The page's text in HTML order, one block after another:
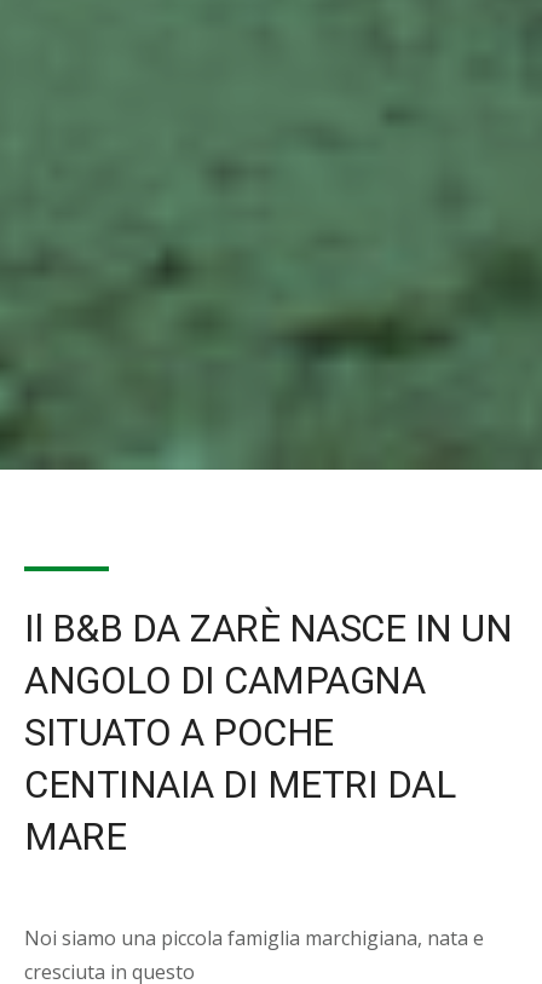
Il B&B DA ZARÈ NASCE IN UN
ANGOLO DI CAMPAGNA
SITUATO A POCHE
CENTINAIA DI METRI DAL
MARE
Noi siamo una piccola famiglia marchigiana, nata e
cresciuta in questo